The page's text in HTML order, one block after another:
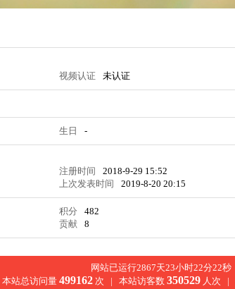
视频认证 未认证
生日 -
注册时间 2018-9-29 15:52
上次发表时间 2019-8-20 20:15
积分 482
贡献 8
网站已运行2867天23小时22分22秒
本站总访问量 499162次 | 本站访客数 350529人次 |